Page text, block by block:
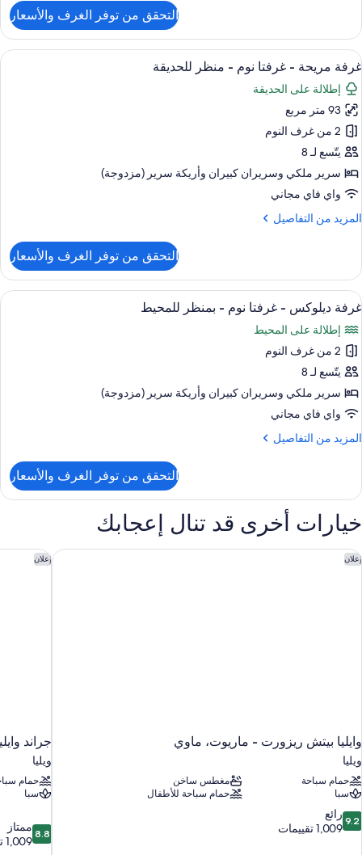
مكيّف
هواء
-
منظر
للجبل
شقة
مريحة
-
عدة
أسرّة
مكيّف
هواء
منظر
للجبل
التحقق من توفر الغرف والأسعار
استعراض
جميع
صور
غرفة
مريحة
-
غرفتا
نوم
منظر
ملاءات من القطن المصري وأغطية فراش
17
غرفة مريحة - غرفتا نوم - منظر للحديقة
إطلالة على الحديقة
93 متر مربع
2 من غرف النوم
يتّسع لـ 8
سرير ملكي‫‬ وسريران كبيران‫‬ وأريكة سرير (مزدوجة)
واي فاي مجاني
المزيد من التفاصيل
المزيد
غرفة
مريحة
-
غرفتا
نوم
منظر
للحديقة
التحقق من توفر الغرف والأسعار
استعراض
جميع
صور
غرفة
ديلوكس
-
غرفتا
نوم
-
ملاءات من القطن المصري وأغطية فراش
19
غرفة ديلوكس - غرفتا نوم - بمنظر للمحيط
إطلالة على المحيط
2 من غرف النوم
يتّسع لـ 8
سرير ملكي‫‬ وسريران كبيران‫‬ وأريكة سرير (مزدوجة)
واي فاي مجاني
المزيد من التفاصيل
المزيد
غرفة
ديلوكس
-
غرفتا
نوم
-
التحقق من توفر الغرف والأسعار
خيارات أخرى قد تنال إعجابك
إعلان
وايليا بيتش ريزورت - ماريوت، ماوي
ويليا
حمام سباحة
مغطس ساخن
سبا
حمام سباحة للأطفال
9.2
من
9.2 رائع
1,009 تقييمات
وايليا بيتش ريزورت - ماريوت، ماوي إعلان
جراند
ويليا
حمام
سبا
8.8
من
8.8 ممتاز
1,009 تقييمات
جراند